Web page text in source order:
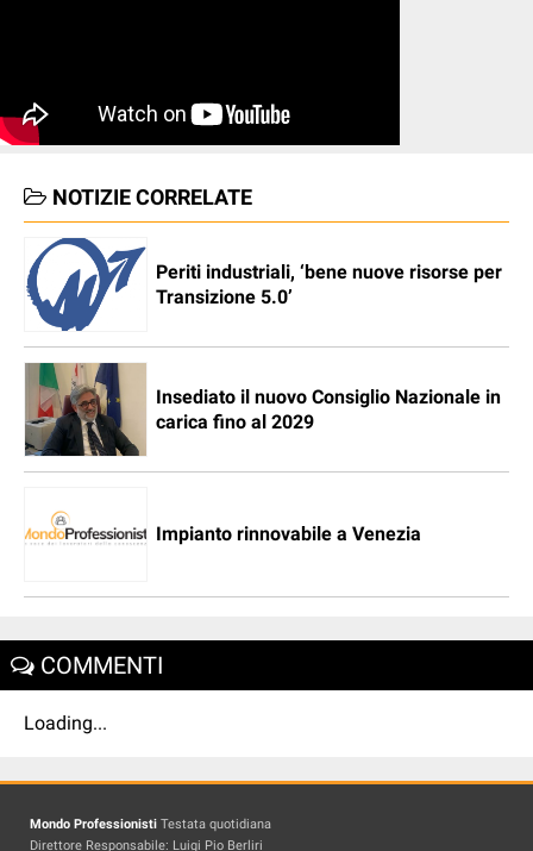
NOTIZIE CORRELATE
Periti industriali, ‘bene nuove risorse per
Transizione 5.0’
Insediato il nuovo Consiglio Nazionale in
carica fino al 2029
Impianto rinnovabile a Venezia
COMMENTI
Loading...
Mondo Professionisti Testata quotidiana
Direttore Responsabile: Luigi Pio Berliri